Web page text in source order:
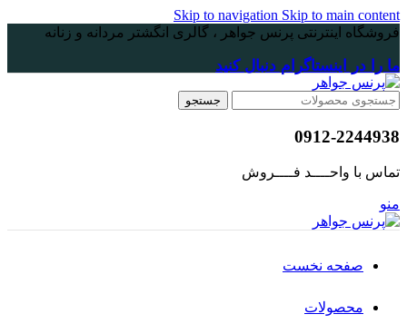
Skip to navigation Skip to main content
فروشگاه اینترنتی پرنس جواهر ، گالری انگشتر مردانه و زنانه
ما را در اینستاگرام دنبال کنید
جستجو
0912-2244938
تماس با واحــــد فــــروش
منو
صفحه نخست
محصولات